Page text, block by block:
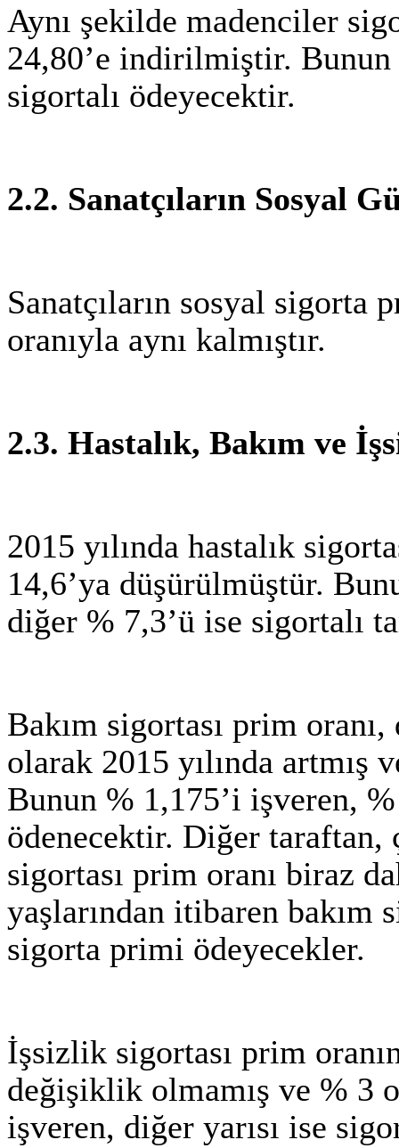
Aynı şekilde madenciler
24,80’e indirilmiştir.
sigortalı ödeyecektir.
2.2. Sanatçıların Sosyal
Sanatçıların sosyal sigorta
oranıyla aynı kalmıştır.
2.3. Hastalık, Bakım ve
2015 yılında hastalık
14,6’ya düşürülmüştür.
diğer % 7,3’ü ise sigortalı
Bakım sigortası prim
olarak 2015 yılında
Bunun % 1,175’i işveren,
ödenecektir. Diğer taraftan,
sigortası prim oranı biraz
yaşlarından itibaren bakım
sigorta primi ödeyecekler.
İşsizlik sigortası prim
değişiklik olmamış ve % 3
işveren, diğer yarısı ise